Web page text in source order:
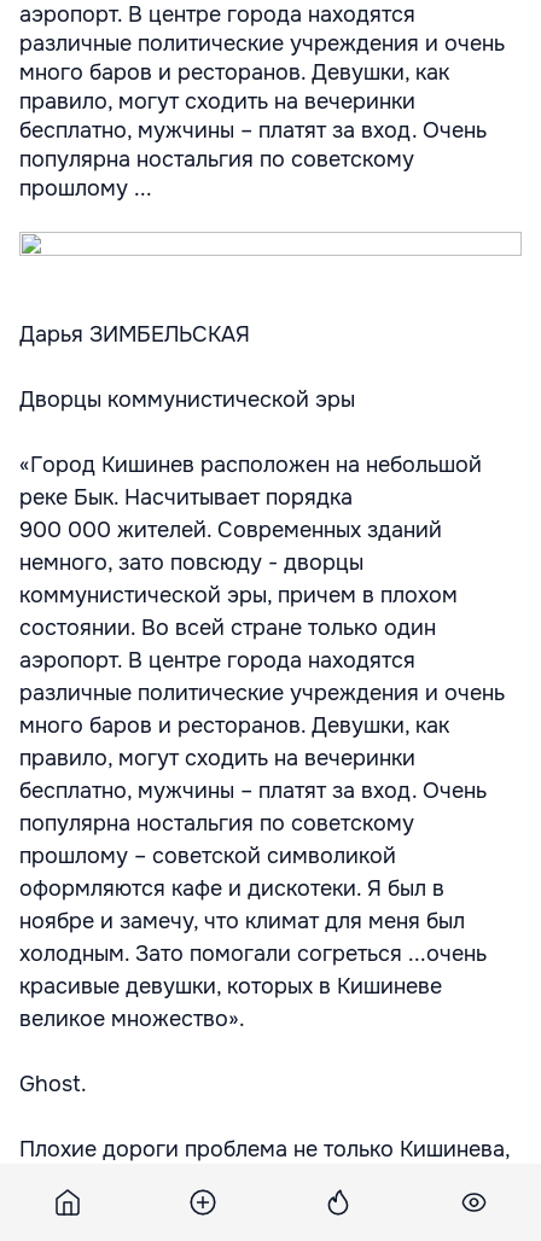
аэропорт. В центре города находятся
различные политические учреждения и очень
много баров и ресторанов. Девушки, как
правило, могут сходить на вечеринки
бесплатно, мужчины – платят за вход. Очень
популярна ностальгия по советскому
прошлому ...
Дарья ЗИМБЕЛЬСКАЯ
Дворцы коммунистической эры
«Город Кишинев расположен на небольшой
реке Бык. Насчитывает порядка
900 000 жителей. Современных зданий
немного, зато повсюду - дворцы
коммунистической эры, причем в плохом
состоянии. Во всей стране только один
аэропорт. В центре города находятся
различные политические учреждения и очень
много баров и ресторанов. Девушки, как
правило, могут сходить на вечеринки
бесплатно, мужчины – платят за вход. Очень
популярна ностальгия по советскому
прошлому – советской символикой
оформляются кафе и дискотеки. Я был в
ноябре и замечу, что климат для меня был
холодным. Зато помогали согреться ...очень
красивые девушки, которых в Кишиневе
великое множество».
Ghost.
Плохие дороги проблема не только Кишинева,